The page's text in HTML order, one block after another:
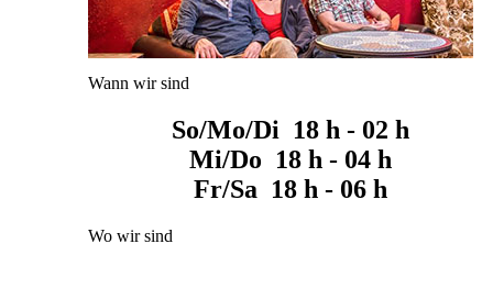
Wann wir sind
So/Mo/Di 18 h - 02 h
Mi/Do 18 h - 04 h
Fr/Sa 18 h - 06 h
Wo wir sind